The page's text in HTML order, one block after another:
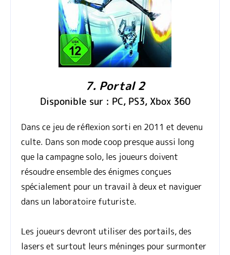
7. Portal 2
Disponible sur : PC, PS3, Xbox 360
Dans ce jeu de réflexion sorti en 2011 et devenu
culte. Dans son mode coop presque aussi long
que la campagne solo, les joueurs doivent
résoudre ensemble des énigmes conçues
spécialement pour un travail à deux et naviguer
dans un laboratoire futuriste.
Les joueurs devront utiliser des portails, des
lasers et surtout leurs méninges pour surmonter